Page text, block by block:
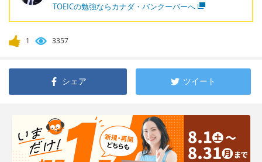
TOEICの勉強ならカナダ・バンクーバーへ
1 3357
シェア ツイート